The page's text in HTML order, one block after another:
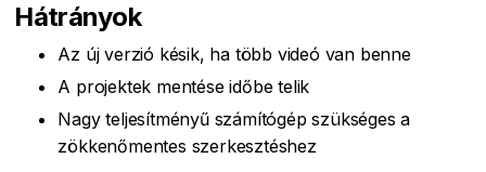
Hátrányok
Az új verzió késik, ha több videó van benne
A projektek mentése időbe telik
Nagy teljesítményű számítógép szükséges a
zökkenőmentes szerkesztéshez